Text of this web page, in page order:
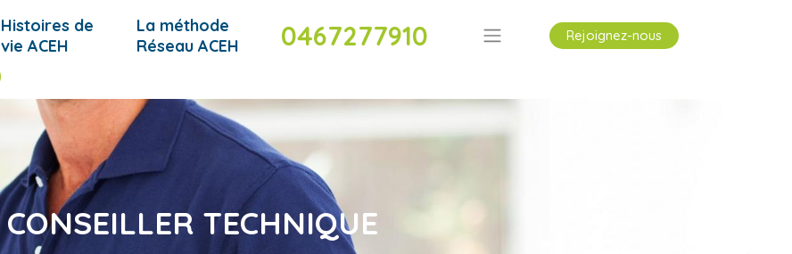
Histoires de
vie ACEH
La méthode
Réseau ACEH
0467277910 Rejoignez-nous
CONSEILLER TECHNIQUE